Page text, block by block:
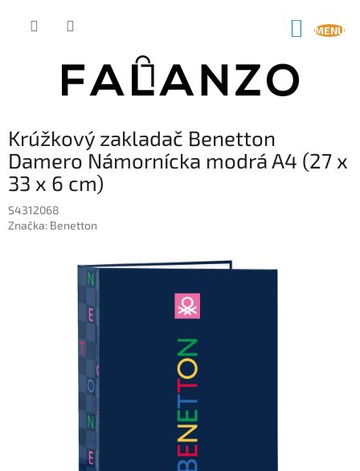
Krúžkový zakladač Benetton
Damero Námornícka modrá A4 (27 x
33 x 6 cm)
S4312068
Značka: Benetton